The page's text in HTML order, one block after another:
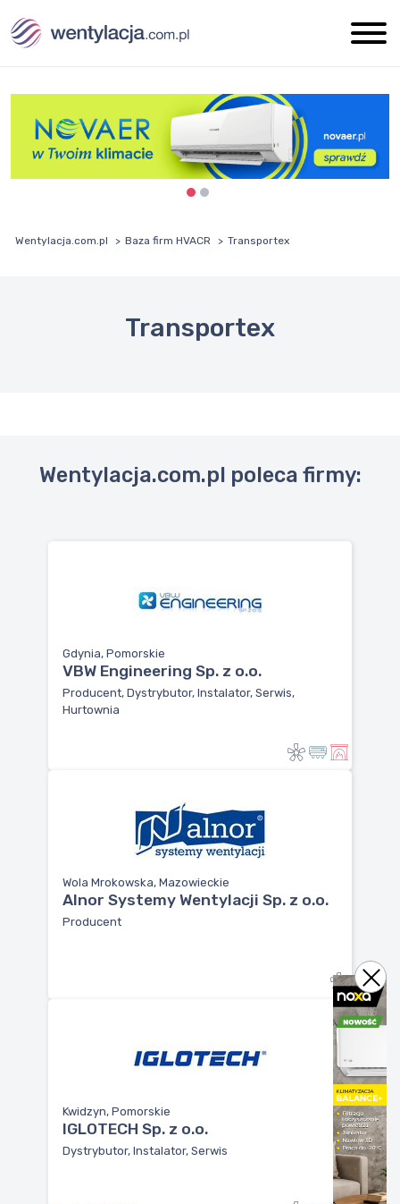
Wentylacja.com.pl Baza firm HVACR Transportex
Transportex
Wentylacja.com.pl poleca firmy:
Gdynia, Pomorskie
VBW Engineering Sp. z o.o.
Producent, Dystrybutor, Instalator, Serwis,
Hurtownia
Wola Mrokowska, Mazowieckie
Alnor Systemy Wentylacji Sp. z o.o.
Producent
Kwidzyn, Pomorskie
IGLOTECH Sp. z o.o.
Dystrybutor, Instalator, Serwis